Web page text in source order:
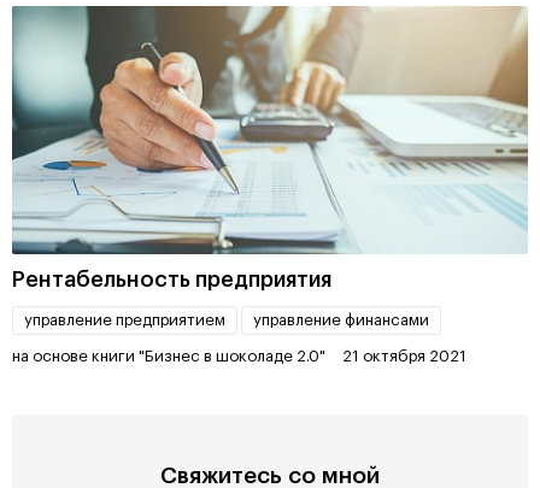
Рентабельность предприятия
управление предприятием управление финансами
на основе книги "Бизнес в шоколаде 2.0" 21 октября 2021
Свяжитесь со мной